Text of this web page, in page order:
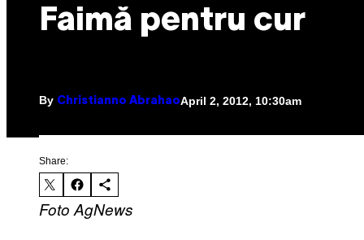
Faimă pentru cur
By Christianno AbrahaoApril 2, 2012, 10:30am
Share:
Foto AgNews